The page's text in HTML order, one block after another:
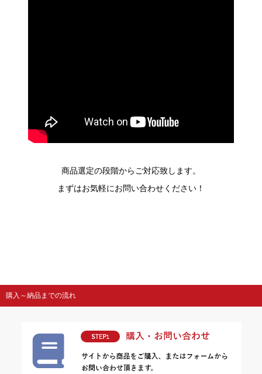
商品選定の段階からご対応致します。
まずはお気軽にお問い合わせください！
購入～納品までの流れ